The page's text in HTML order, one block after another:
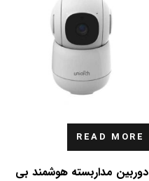
READ MORE
دوربین مداربسته هوشمند بی